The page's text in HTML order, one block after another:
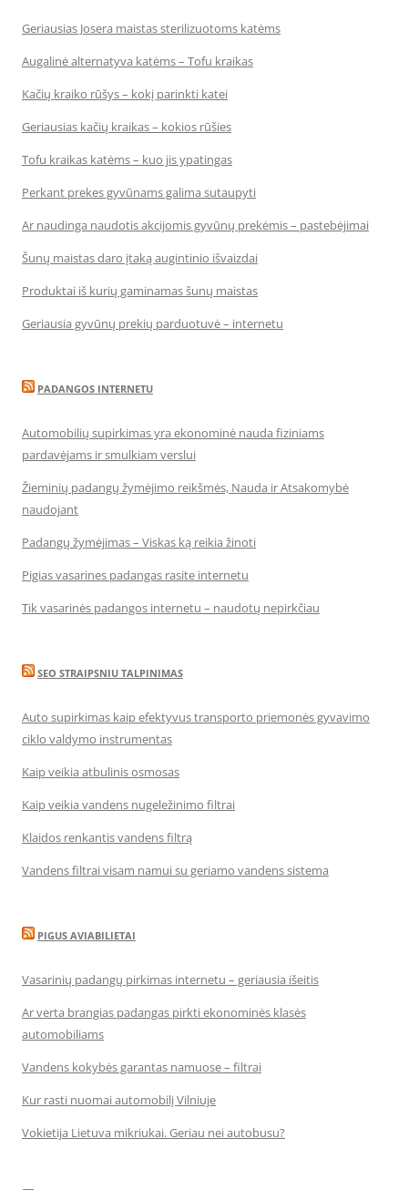
Geriausias Josera maistas sterilizuotoms katėms
Augalinė alternatyva katėms – Tofu kraikas
Kačių kraiko rūšys – kokį parinkti katei
Geriausias kačių kraikas – kokios rūšies
Tofu kraikas katėms – kuo jis ypatingas
Perkant prekes gyvūnams galima sutaupyti
Ar naudinga naudotis akcijomis gyvūnų prekėmis – pastebėjimai
Šunų maistas daro įtaką augintinio išvaizdai
Produktai iš kurių gaminamas šunų maistas
Geriausia gyvūnų prekių parduotuvė – internetu
PADANGOS INTERNETU
Automobilių supirkimas yra ekonominė nauda fiziniams
pardavėjams ir smulkiam verslui
Žieminių padangų žymėjimo reikšmės, Nauda ir Atsakomybė
naudojant
Padangų žymėjimas – Viskas ką reikia žinoti
Pigias vasarines padangas rasite internetu
Tik vasarinės padangos internetu – naudotų nepirkčiau
SEO STRAIPSNIU TALPINIMAS
Auto supirkimas kaip efektyvus transporto priemonės gyvavimo
ciklo valdymo instrumentas
Kaip veikia atbulinis osmosas
Kaip veikia vandens nugeležinimo filtrai
Klaidos renkantis vandens filtrą
Vandens filtrai visam namui su geriamo vandens sistema
PIGUS AVIABILIETAI
Vasarinių padangų pirkimas internetu – geriausia išeitis
Ar verta brangias padangas pirkti ekonominės klasės
automobiliams
Vandens kokybės garantas namuose – filtrai
Kur rasti nuomai automobilį Vilniuje
Vokietija Lietuva mikriukai. Geriau nei autobusu?